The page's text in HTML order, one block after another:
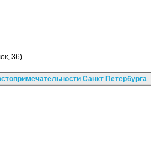
36).
Санкт Петербурга